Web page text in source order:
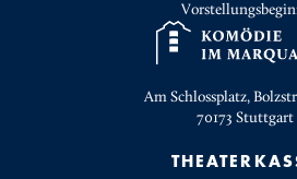
Am Schlossplatz,
70173 Stuttgart